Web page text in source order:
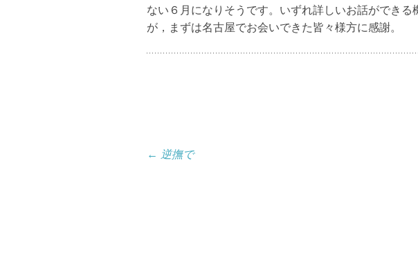
ない６月になりそうです。いずれ詳しいお話ができる
が，まずは名古屋でお会いできた皆々様方に感謝。
← 逆撫で